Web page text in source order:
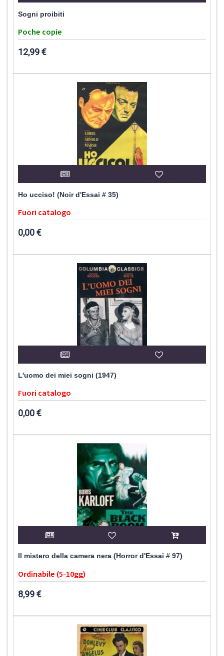
Sogni proibiti
Poche copie
12,99 €
Ho ucciso! (Noir d'Essai # 35)
Fuori catalogo
0,00 €
L'uomo dei miei sogni (1947)
Fuori catalogo
0,00 €
Il mistero della camera nera (Horror d'Essai # 97)
Ordinabile (5-10gg)
8,99 €